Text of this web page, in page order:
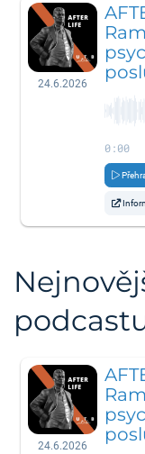
24.6.2026
0:00
24.6.2026